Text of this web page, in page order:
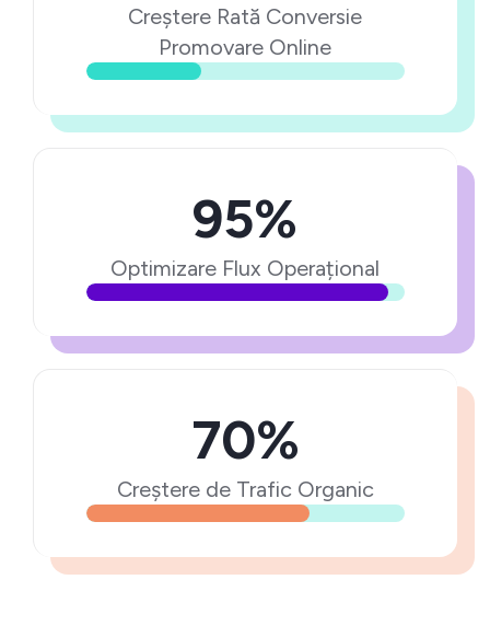
Creștere Rată Conversie
Promovare Online
95%
Optimizare Flux Operațional
70%
Creștere de Trafic Organic